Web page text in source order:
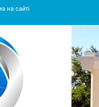
на сайті
Южный